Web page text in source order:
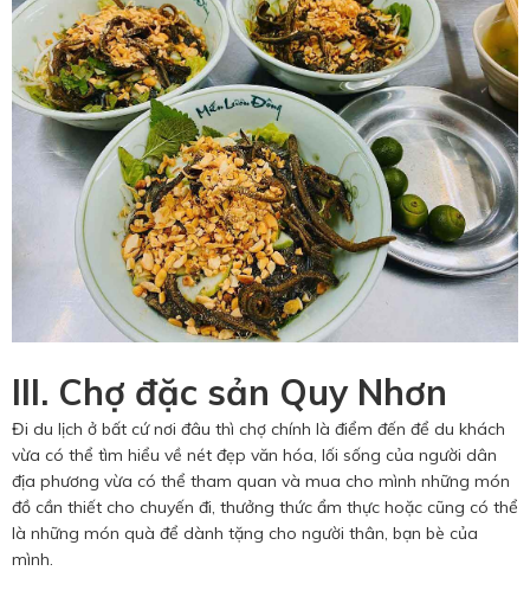
III. Chợ đặc sản Quy Nhơn
Đi du lịch ở bất cứ nơi đâu thì chợ chính là điểm đến để du khách
vừa có thể tìm hiểu về nét đẹp văn hóa, lối sống của người dân
địa phương vừa có thể tham quan và mua cho mình những món
đồ cần thiết cho chuyến đi, thưởng thức ẩm thực hoặc cũng có thể
là những món quà để dành tặng cho người thân, bạn bè của
mình.